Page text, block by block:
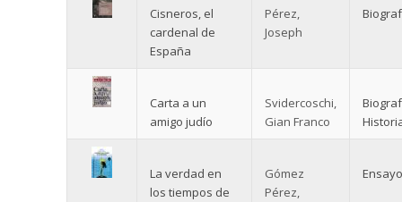
Cisneros, el
cardenal de
España
Pérez,
Joseph
Carta a un
amigo judío
Svidercoschi,
Gian Franco
La verdad en
los tiempos de
Gómez
Pérez,
Ensayo